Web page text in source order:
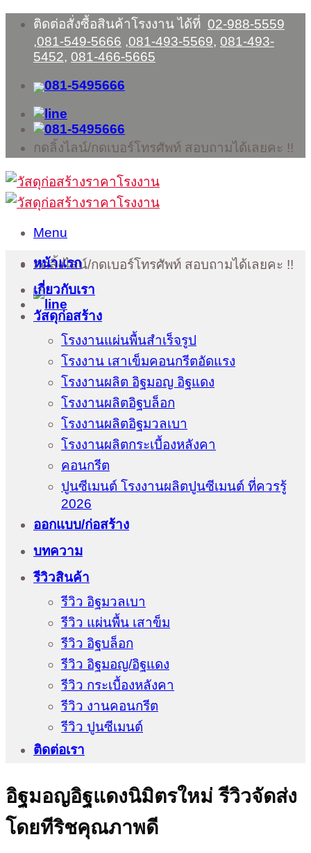
Skip
content
ติดต่อสั่งซื้อสินค้าโรงงาน ได้ที่ 02-988-5559
,081-549-5666 ,081-493-5569, 081-493-
5452, 081-466-5665
กดลิ้งไลน์/กดเบอร์โทรศัพท์ สอบถามได้เลยคะ !!
Menu
กดลิ้งไลน์/กดเบอร์โทรศัพท์ สอบถามได้เลยคะ !!
หน้าแรก
เกี่ยวกับเรา
วัสดุก่อสร้าง
โรงงานแผ่นพื้นสำเร็จรูป
โรงงาน เสาเข็มคอนกรีตอัดแรง
โรงงานผลิต อิฐมอญ อิฐแดง
โรงงานผลิตอิฐบล็อก
โรงงานผลิตอิฐมวลเบา
โรงงานผลิตกระเบื้องหลังคา
คอนกรีต
ปูนซีเมนต์ โรงงานผลิตปูนซีเมนต์ ที่ควรรู้
2026
ออกแบบ/ก่อสร้าง
บทความ
รีวิวสินค้า
รีวิว อิฐมวลเบา
รีวิว แผ่นพื้น เสาข็ม
รีวิว อิฐบล็อก
รีวิว อิฐมอญ/อิฐแดง
รีวิว กระเบื้องหลังคา
รีวิว งานคอนกรีต
รีวิว ปูนซีเมนต์
ติดต่อเรา
อิฐมอญอิฐแดงนิมิตรใหม่ รีวิวจัดส่ง
โดยทีริชคุณภาพดี